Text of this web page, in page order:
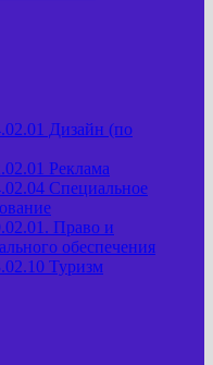
Дизайн (по
Реклама
Специальное
Право и
обеспечения
Туризм